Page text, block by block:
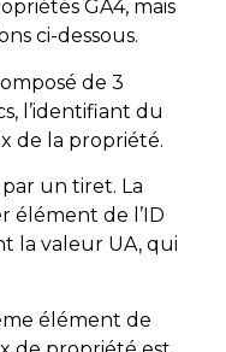
GA4, mais
ci-dessous.
de 3
l’identifiant du
de la propriété.
un tiret. La
élément de l’ID
la valeur UA, qui
élément de